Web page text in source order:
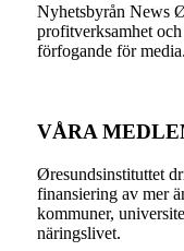
Nyhetsbyrån News
profitverksamhet
förfogande för media.
VÅRA
Øresundsinstituttet
finansiering av mer
kommuner,
näringslivet.